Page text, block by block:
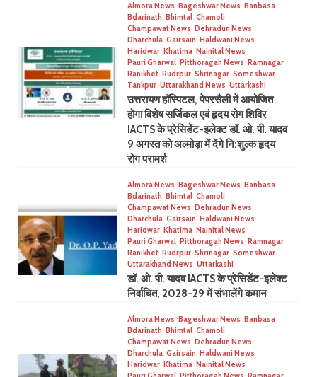
Almora News Bageshwar News Banbasa
Bdarinath Bhimtal Chamoli
Champawat News Dehradun News
Dharchula Gairsain Haldwani News
Haridwar Khatima Nainital News
Pauri Gharwal Pitthoragah News Ramnagar
Ranikhet Rudrpur Shrinagar Someshwar
Tankpur Uttarakhand News Uttarkashi
उत्तरायण हॉस्पिटल, पेपरसैली में आयोजित
होगा विशेष सर्जिकल एवं हृदय रोग शिविर
IACTS के प्रेसिडेंट-इलेक्ट डॉ. ओ. पी. यादव
9 अगस्त को अल्मोड़ा में देंगे नि:शुल्क हृदय
रोग परामर्श
Almora News Bageshwar News Banbasa
Bdarinath Bhimtal Chamoli
Champawat News Dehradun News
Dharchula Gairsain Haldwani News
Haridwar Khatima Nainital News
Pauri Gharwal Pitthoragah News Ramnagar
Ranikhet Rudrpur Shrinagar Someshwar
Uttarakhand News Uttarkashi
डॉ. ओ. पी. यादव IACTS के प्रेसिडेंट-इलेक्ट
निर्वाचित, 2028-29 में संभालेंगे कमान
Almora News Bageshwar News Banbasa
Bdarinath Bhimtal Chamoli
Champawat News Dehradun News
Dharchula Gairsain Haldwani News
Haridwar Khatima Nainital News